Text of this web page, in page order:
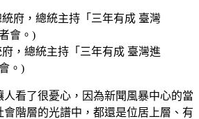
，總統主持「三年有成 臺灣進
。)
看了很憂心，因為新聞風暴中心的當
階層的光譜中，都還是位居上層、有